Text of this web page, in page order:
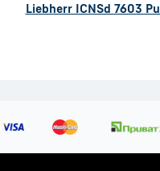
Liebherr ICNSd 7603